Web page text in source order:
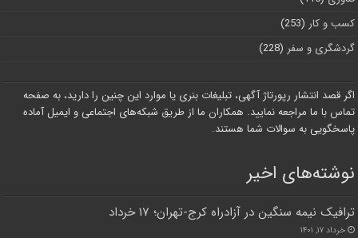
کسب و کار (253)
گردشگری و سفر (228)
اگر قصد انتشار رپورتاژ آگهی، تبلیغات بنری یا موارد این چنین را دارید، به صفحه
تماس با ما مراجعه نمایید. همکاران ما از طریق شبکه‌های اجتماعی و ایمیل آماده
پاسخگویی به سوالات شما هستند.
نوشته‌های اخیر
ترافیک نیمه سنگین در آزادراه کرج-تهران؛ ۱۷ خرداد
خرداد ۱۷, ۱۴۰۱